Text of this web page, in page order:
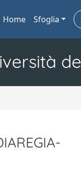
Home Sfoglia